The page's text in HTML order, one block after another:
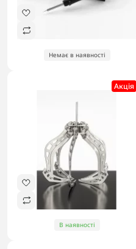
Немає в наявності
Акцiя
В наявності